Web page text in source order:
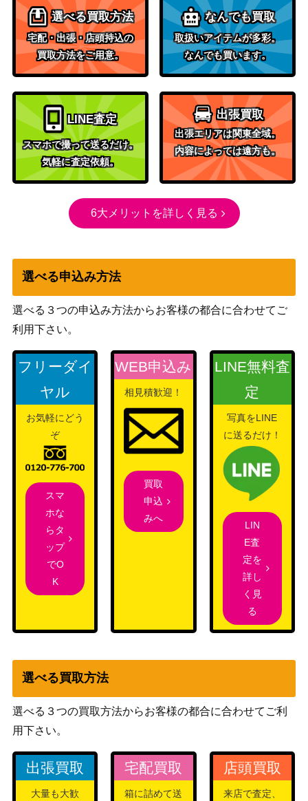
選べる買取方法
宅配・出張・店頭持込の
買取方法をご用意。
なんでも買取
取扱いアイテムが多彩。
なんでも買います。
LINE査定
スマホで撮って送るだけ。
気軽に査定依頼。
出張買取
出張エリアは関東全域。
内容によっては遠方も。
6大メリットを詳しく見る
選べる申込み方法
選べる３つの申込み方法からお客様の都合に合わせてご
利用下さい。
フリーダイ
ヤル
お気軽にどう
ぞ
スマ
ホな
らタ
ップ
でO
K
WEB申込み
相見積歓迎！
買取
申込
みへ
LINE無料査
定
写真をLINE
に送るだけ！
LIN
E査
定を
詳し
く見
る
選べる買取方法
選べる３つの買取方法からお客様の都合に合わせてご利
用下さい。
出張買取
大量も大歓
宅配買取
箱に詰めて送
店頭買取
来店で査定、